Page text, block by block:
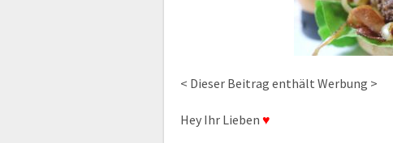
< Dieser Beitrag enthält Werbung >
Hey Ihr Lieben ♥